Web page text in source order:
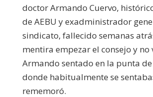
doctor Armando Cuervo,
de AEBU y exadministrador
sindicato, fallecido semanas
mentira empezar el consejo y no
Armando sentado en la punta
donde habitualmente se
rememoró.